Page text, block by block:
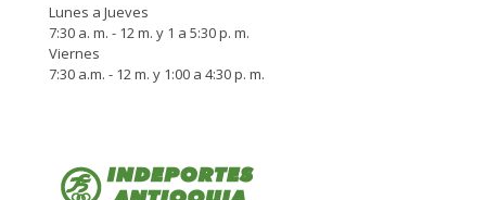
Lunes a Jueves
7:30 a. m. - 12 m. y 1 a 5:30 p. m.
Viernes
7:30 a.m. - 12 m. y 1:00 a 4:30 p. m.